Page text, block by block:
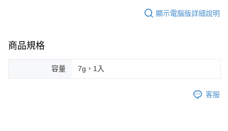
顯示電腦版詳細說明
商品規格
容量 7g，1入
客服